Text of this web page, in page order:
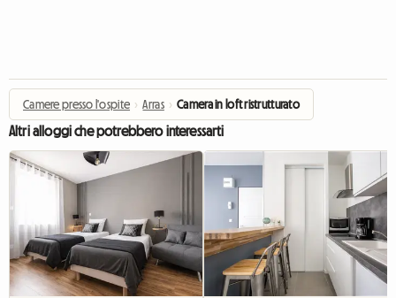
Camere presso l'ospite › Arras › Camera in loft ristrutturato
Altri alloggi che potrebbero interessarti